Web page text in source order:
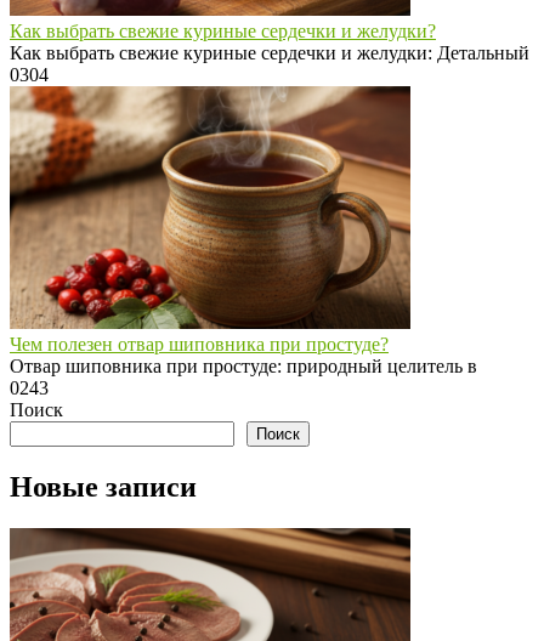
Как выбрать свежие куриные сердечки и желудки?
Как выбрать свежие куриные сердечки и желудки: Детальный
0304
Чем полезен отвар шиповника при простуде?
Отвар шиповника при простуде: природный целитель в
0243
Поиск
Поиск
Новые записи